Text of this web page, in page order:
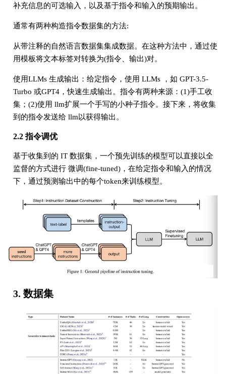
补充信息的可选输入，以及基于指令和输入的预期输出。
通常有两种构造指令数据集的方法:
从带注释的自然语言数据集集成数据。在这种方法中，通过使
用模板将文本标签对转换为(指令、输出)对。
使用LLMs 生成输出：给定指令，使用 LLMs ，如 GPT-3.5-
Turbo 或GPT4，快速生成输出。指令有两种来源：(1)手工收
集；(2)使用 llm扩展一个手写的小种子指令。接下来，将收集
到的指令发送给 llm以获得输出。
2.2 指令调优
基于收集到的 IT 数据集，一个预先训练的模型可以直接以全
监督的方式进行 微调(fine-tuned)，在给定指令和输入的情况
下，通过预测输出中的每个token来训练模型。
3. 数据集